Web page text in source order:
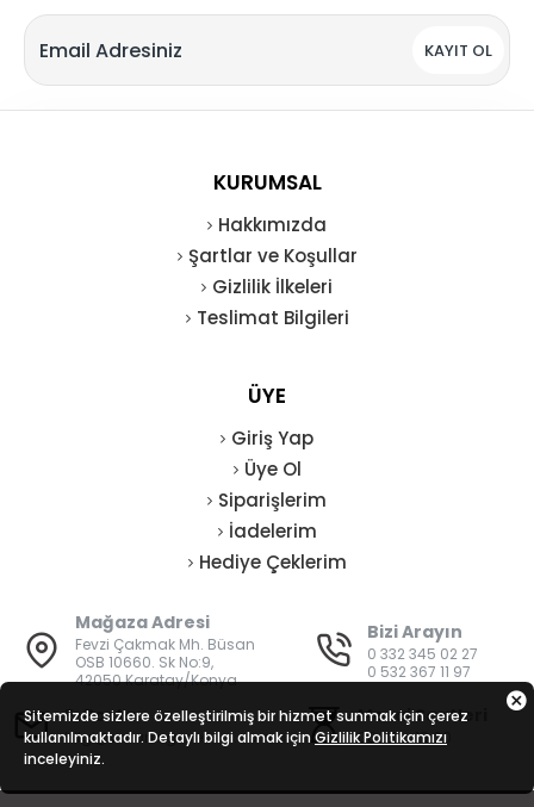
KAYIT OL
KURUMSAL
Hakkımızda
Şartlar ve Koşullar
Gizlilik İlkeleri
Teslimat Bilgileri
ÜYE
Giriş Yap
Üye Ol
Siparişlerim
İadelerim
Hediye Çeklerim
Mağaza Adresi
Fevzi Çakmak Mh. Büsan
OSB 10660. Sk No:9,
42050 Karatay/Konya
Bizi Arayın
0 332 345 02 27
0 532 367 11 97
E-Posta
bilgi@vatanisguvenligi.com
Mesai Saatleri
08:00 - 19:00
Sitemizde sizlere özelleştirilmiş bir hizmet sunmak için çerez
kullanılmaktadır. Detaylı bilgi almak için Gizlilik Politikamızı
inceleyiniz.